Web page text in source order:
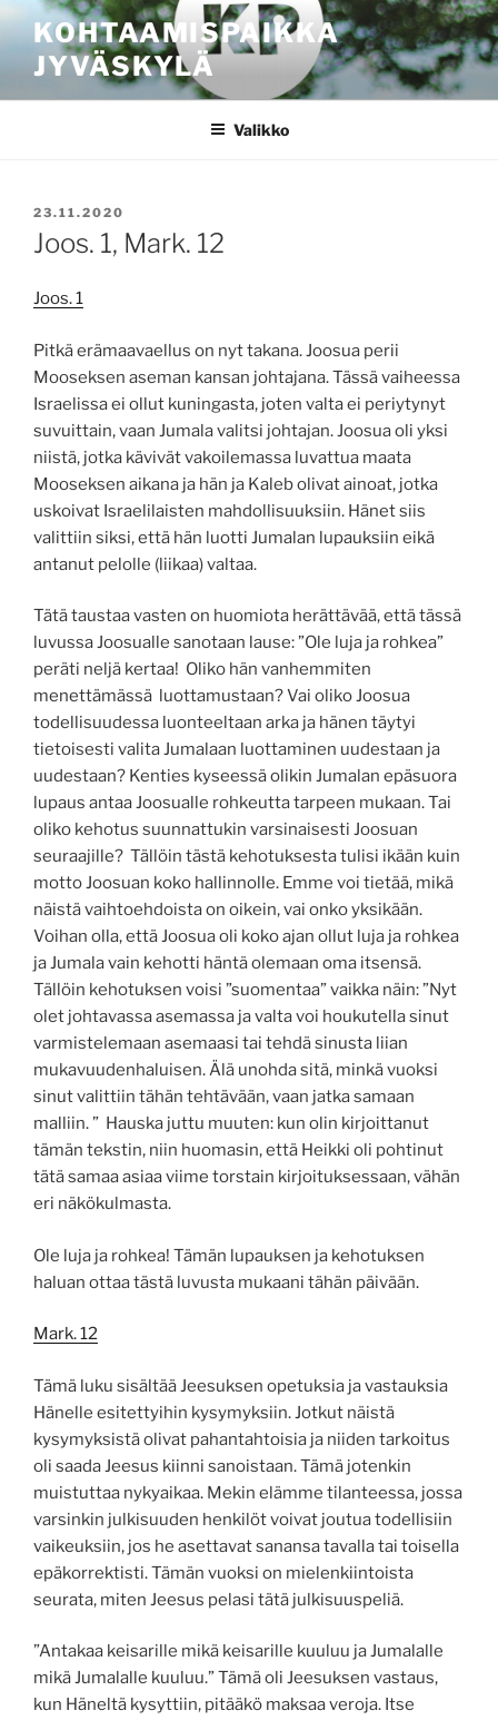
sisältöönKOHTAAMISPAIKKA
JYVÄSKYLÄ
Valikko
JULKAISTU
23.11.2020
Joos. 1, Mark. 12
Joos. 1
Pitkä erämaavaellus on nyt takana. Joosua perii
Mooseksen aseman kansan johtajana. Tässä vaiheessa
Israelissa ei ollut kuningasta, joten valta ei periytynyt
suvuittain, vaan Jumala valitsi johtajan. Joosua oli yksi
niistä, jotka kävivät vakoilemassa luvattua maata
Mooseksen aikana ja hän ja Kaleb olivat ainoat, jotka
uskoivat Israelilaisten mahdollisuuksiin. Hänet siis
valittiin siksi, että hän luotti Jumalan lupauksiin eikä
antanut pelolle (liikaa) valtaa.
Tätä taustaa vasten on huomiota herättävää, että tässä
luvussa Joosualle sanotaan lause: ”Ole luja ja rohkea”
peräti neljä kertaa! Oliko hän vanhemmiten
menettämässä luottamustaan? Vai oliko Joosua
todellisuudessa luonteeltaan arka ja hänen täytyi
tietoisesti valita Jumalaan luottaminen uudestaan ja
uudestaan? Kenties kyseessä olikin Jumalan epäsuora
lupaus antaa Joosualle rohkeutta tarpeen mukaan. Tai
oliko kehotus suunnattukin varsinaisesti Joosuan
seuraajille? Tällöin tästä kehotuksesta tulisi ikään kuin
motto Joosuan koko hallinnolle. Emme voi tietää, mikä
näistä vaihtoehdoista on oikein, vai onko yksikään.
Voihan olla, että Joosua oli koko ajan ollut luja ja rohkea
ja Jumala vain kehotti häntä olemaan oma itsensä.
Tällöin kehotuksen voisi ”suomentaa” vaikka näin: ”Nyt
olet johtavassa asemassa ja valta voi houkutella sinut
varmistelemaan asemaasi tai tehdä sinusta liian
mukavuudenhaluisen. Älä unohda sitä, minkä vuoksi
sinut valittiin tähän tehtävään, vaan jatka samaan
malliin. ” Hauska juttu muuten: kun olin kirjoittanut
tämän tekstin, niin huomasin, että Heikki oli pohtinut
tätä samaa asiaa viime torstain kirjoituksessaan, vähän
eri näkökulmasta.
Ole luja ja rohkea! Tämän lupauksen ja kehotuksen
haluan ottaa tästä luvusta mukaani tähän päivään.
Mark. 12
Tämä luku sisältää Jeesuksen opetuksia ja vastauksia
Hänelle esitettyihin kysymyksiin. Jotkut näistä
kysymyksistä olivat pahantahtoisia ja niiden tarkoitus
oli saada Jeesus kiinni sanoistaan. Tämä jotenkin
muistuttaa nykyaikaa. Mekin elämme tilanteessa, jossa
varsinkin julkisuuden henkilöt voivat joutua todellisiin
vaikeuksiin, jos he asettavat sanansa tavalla tai toisella
epäkorrektisti. Tämän vuoksi on mielenkiintoista
seurata, miten Jeesus pelasi tätä julkisuuspeliä.
”Antakaa keisarille mikä keisarille kuuluu ja Jumalalle
mikä Jumalalle kuuluu.” Tämä oli Jeesuksen vastaus,
kun Häneltä kysyttiin, pitääkö maksaa veroja. Itse